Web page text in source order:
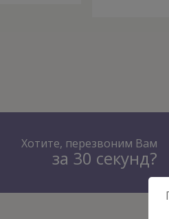
Хотите, перезвоним Вам
за 30 секунд?